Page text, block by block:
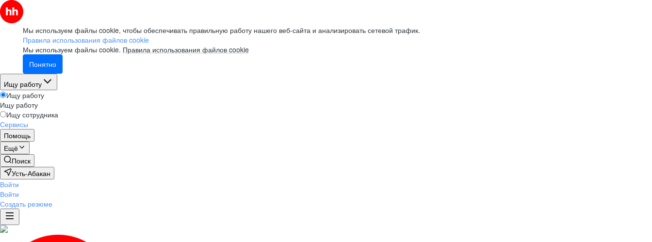
Мы используем файлы cookie, чтобы обеспечивать правильную работу нашего веб-сайта и анализировать сетевой трафик.
Правила использования файлов cookie
Мы используем файлы cookie. Правила использования файлов cookie
Понятно
Ищу работу
Ищу работу
Ищу работу
Ищу сотрудника
Сервисы
Помощь
Ещё
Поиск
Усть-Абакан
Войти
Войти
Создать резюме